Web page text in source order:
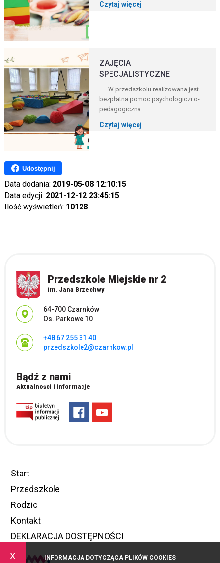
x INFORMACJA DOTYCZĄCA PLIKÓW COOKIES
Czytaj więcej
ZAJĘCIA
SPECJALISTYCZNE
W przedszkolu realizowana jest
bezpłatna pomoc psychologiczno-
pedagogiczna. ...
Czytaj więcej
Udostępnij
Data dodania: 2019-05-08 12:10:15
Data edycji: 2021-12-12 23:45:15
Ilość wyświetleń: 10128
Przedszkole Miejskie nr 2
im. Jana Brzechwy
Adres pocztowy:
64-700 Czarnków
Os. Parkowe 10
+48 67 255 31 40
przedszkole2@czarnkow.pl
Bądź z nami
Aktualności i informacje
Start
Przedszkole
Rodzic
Kontakt
DEKLARACJA DOSTĘPNOŚCI